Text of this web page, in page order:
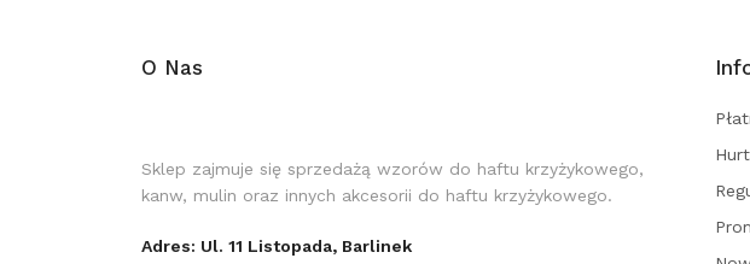
O Nas
Sklep zajmuje się sprzedażą wzorów do haftu krzyżykowego,
kanw, mulin oraz innych akcesorii do haftu krzyżykowego.
Adres: Ul. 11 Listopada, Barlinek
Hurt